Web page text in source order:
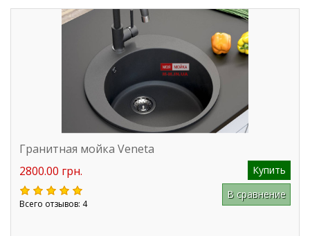
Гранитная мойка Veneta
2800.00 грн.
Купить
Всего отзывов: 4
В сравнение